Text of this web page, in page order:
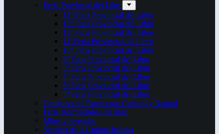
Feria Provincial del Libro
14ª Feria Provincial del Libro
13ª Feria Provincial del Libro
12ª Feria Provincial del Libro
11ª Feria Provincial del Libro
10ª Feria Provincial del Libro
9ª Feria Provincial del Libro
8ª Feria Provincial del Libro
7ª Feria Provincial del Libro
6ª Feria Provincial del Libro
5ª Feria Provincial del Libro
Congreso del Patrimonio Cultural y Natural
Feria Internacional del libro
Mitos y leyendas
Semana de la Cultura Italiana